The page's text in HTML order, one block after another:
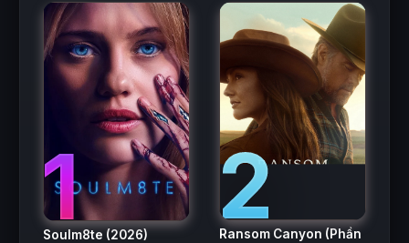
1
Soulm8te (2026) 2
Ransom Canyon (Phần